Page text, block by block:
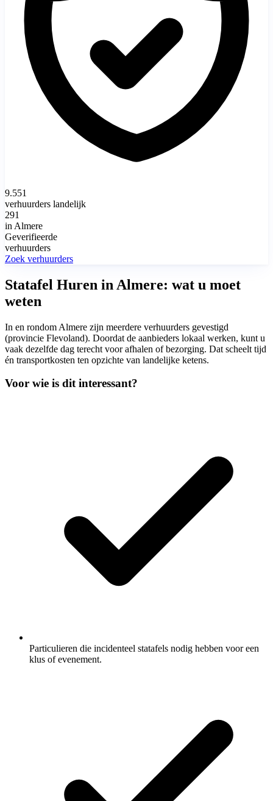
9.551
verhuurders landelijk
291
in Almere
Geverifieerde
verhuurders
Zoek verhuurders
Statafel Huren in Almere: wat u moet
weten
In en rondom Almere zijn meerdere verhuurders gevestigd
(provincie Flevoland). Doordat de aanbieders lokaal werken, kunt u
vaak dezelfde dag terecht voor afhalen of bezorging. Dat scheelt tijd
én transportkosten ten opzichte van landelijke ketens.
Voor wie is dit interessant?
Particulieren die incidenteel statafels nodig hebben voor een
klus of evenement.